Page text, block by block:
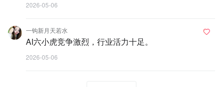
2026-05-06
一钩新月天若水
AI六小虎竞争激烈，行业活力十足。
2026-05-06